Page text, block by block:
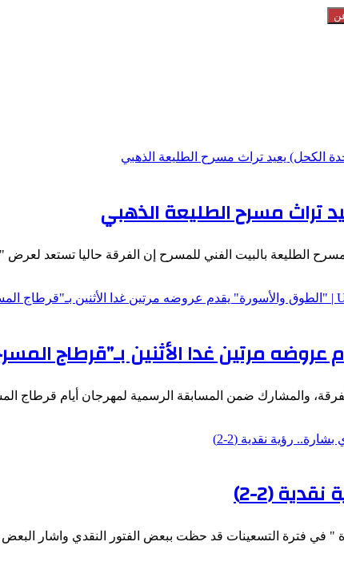
تراث مسرح الطليعة الذهبي
الطليعة بالبيت الفني للمسرح إن الفرقة حاليا تستعد
مرتين غدا الأثنين بـ”قرطاج
والمشارك ضمن المسابقة الرسمية لمهرجان أيام قرطاج
(2-2)
" في فترة التسعينات قد حظت ببعض الفتور النقدي واشار